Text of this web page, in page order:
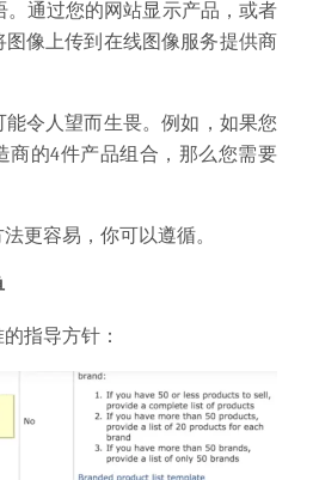
通过您的网站显示产品 ，或者
像上传到在线图像服务提供商
能令人望而生畏。例如，如果您
商的4件产品组合，那么您需要
法更容易，你可以遵循。
指导方针：